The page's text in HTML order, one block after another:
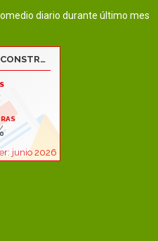
diario durante último mes